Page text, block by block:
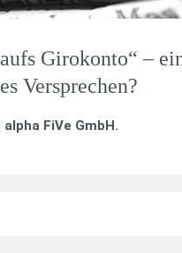
Girokonto“ –
Versprechen?
alpha FiVe GmbH.